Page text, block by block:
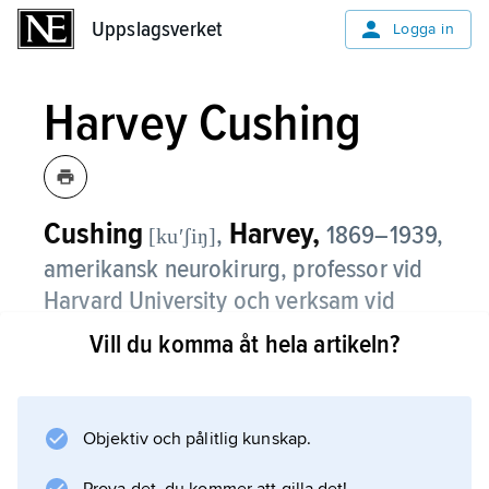
Uppslagsverket Logga in
Harvey Cushing
Cushing [kuʹʃiŋ], Harvey, 1869–1939,
amerikansk neurokirurg, professor vid
Harvard University och verksam vid
Peter Bent Brigham Hospital i Boston
C. etablerade efter sekelskiftet den
neurokirurgiska disciplinen i USA (först vid
Vill du komma åt hela artikeln?
Objektiv och pålitlig kunskap.